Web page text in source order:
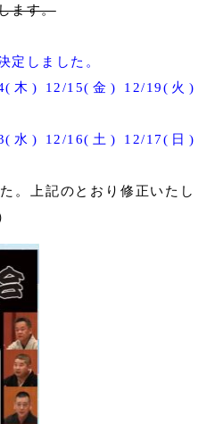
ます。
定しました。
木) 12/15(金) 12/19(火)
水) 12/16(土) 12/17(日)
。上記のとおり修正いたし